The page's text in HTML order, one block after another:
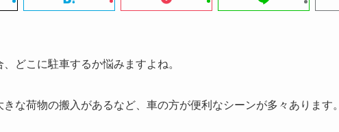
どこに駐車するか悩みますよね。
な荷物の搬入があるなど、車の方が便利なシーンが多々あります。